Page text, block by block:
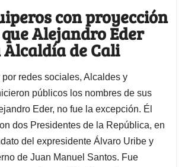
con proyección
Alejandro Eder
de Cali
redes sociales, Alcaldes y
públicos los nombres de sus
Eder, no fue la excepción. Él
dos Presidentes de la República, en
del expresidente Álvaro Uribe y
de Juan Manuel Santos. Fue